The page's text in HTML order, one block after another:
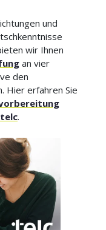
und
wir Ihnen
an vier
den
Hier erfahren Sie
.